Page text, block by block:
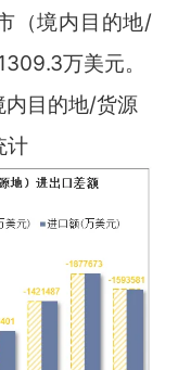
（境内目的地/
万美元。
目的地/货源
计